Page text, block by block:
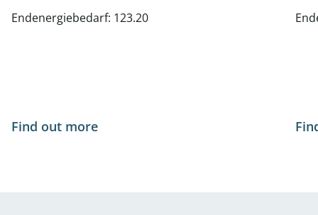
kaufen in 1010 Wien
Endenergiebedarf: 123.20
Find out more